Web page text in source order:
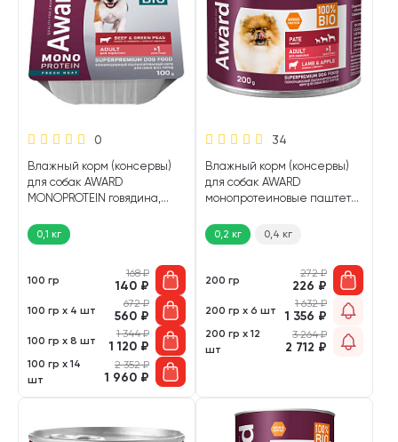
0
Влажный корм (консервы)
для собак AWARD
MONOPROTEIN говядина,
0,1 кг
100 гр
168₽
140 ₽
100 гр х 4 шт
672₽
560 ₽
100 гр х 8 шт
1 344₽
1 120 ₽
100 гр х 14
шт
2 352₽
1 960 ₽
34
Влажный корм (консервы)
для собак AWARD
монопротеиновые паштет
0,2 кг 0,4 кг
200 гр
272₽
226 ₽
200 гр х 6 шт
1 632₽
1 356 ₽
200 гр х 12
шт
3 264₽
2 712 ₽